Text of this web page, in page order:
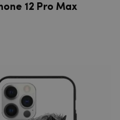
12 Pro Max